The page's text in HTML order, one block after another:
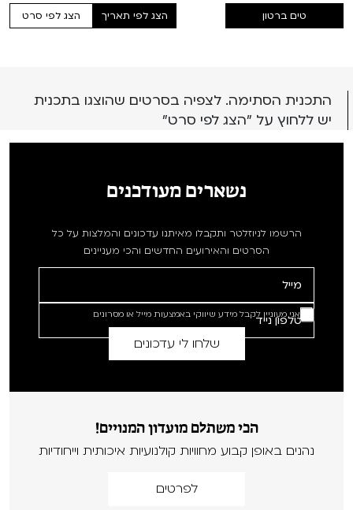
מועדון אנגלית לקטנטנים
ראשון בקולנוע
שלישי בשלייקס
קולנוע ישראלי
לפי ימים
נבחרי דוקאביב 2026
אירועים מיוחדים
VOD
לאזור האישי
רכישת מנוי
צור קשר
טים ברטון הצג לפי תאריך הצג לפי סרט
התכנית הסתימה. לצפיה בסרטים שהוצגו בתכנית
יש ללחוץ על "הצג לפי סרט"
נשארים מעודכנים
הרשמו לניוזלטר ותקבלו מאיתנו עדכונים והמלצות על כל
הסרטים והאירועים החדשים והכי מעניינים
אני מעוניין לקבל מידע שיווקי באמצעות מייל או מסרונים
הכי משתלם מועדון המנויים!
נהנים באופן קבוע מחוויות קולנועיות איכותית וייחודיות
לפרטים